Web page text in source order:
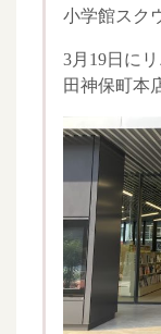
小学館スク
3月19日に
田神保町本